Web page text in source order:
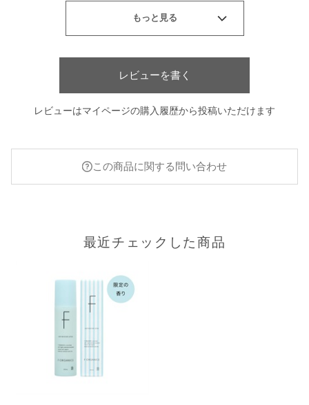
レビューを書く
レビューはマイページの購入履歴から投稿いただけます
この商品に関する問い合わせ
最近チェックした商品